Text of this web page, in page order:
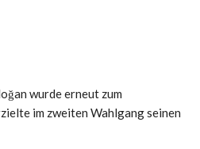
wurde erneut zum
im zweiten Wahlgang seinen